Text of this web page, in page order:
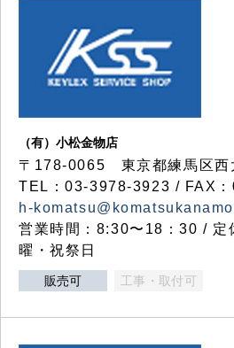
（有）小松金物店
〒178-0065 東京都練馬区西
TEL：03-3978-3923 / FAX
h-
営業時間：8:30〜18：30 / 定
曜・祝祭日
販売可 工事・取付可